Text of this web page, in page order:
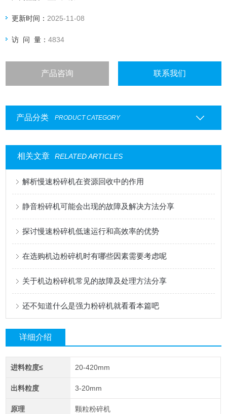
5、剪切角度，阻力小，不容易卡死，提高削切效率。
更新时间： 2025-11-08
访 问 量：4834
产品咨询 联系我们
产品分类 PRODUCT CATEGORY
相关文章 RELATED ARTICLES
解析慢速粉碎机在资源回收中的作用
静音粉碎机可能会出现的故障及解决方法分享
探讨慢速粉碎机低速运行和高效率的优势
在选购机边粉碎机时有哪些因素需要考虑呢
关于机边粉碎机常见的故障及处理方法分享
还不知道什么是强力粉碎机就看看本篇吧
详细介绍
进料粒度≤ 20-420mm
出料粒度 3-20mm
原理 颗粒粉碎机